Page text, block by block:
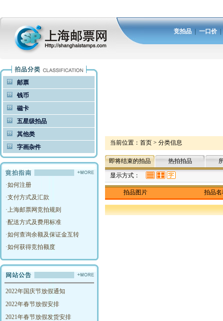
竞拍品 一口价
邮票
钱币
磁卡
五星级拍品
其他类
字画杂件
·如何注册
·支付方式及汇款
·上海邮票网竞拍规则
·配送方式及费用标准
·如何查询余额及保证金互转
·如何获得竞拍额度
2022年国庆节放假通知
2022年春节放假安排
2021年春节放假发货安排
当前位置： 首页> 分类信息
即将结束的拍品 热拍拍品
显示方式：
拍品图片 拍品名